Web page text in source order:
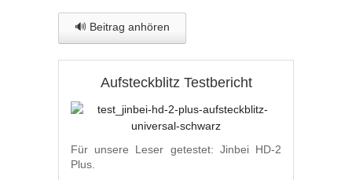
🔊 Beitrag anhören
Aufsteckblitz Testbericht
Für unsere Leser getestet: Jinbei HD-2
Plus.